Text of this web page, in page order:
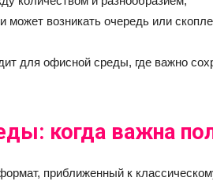
может возникать очередь или
для офисной среды, где важно
когда важна
приближенный к